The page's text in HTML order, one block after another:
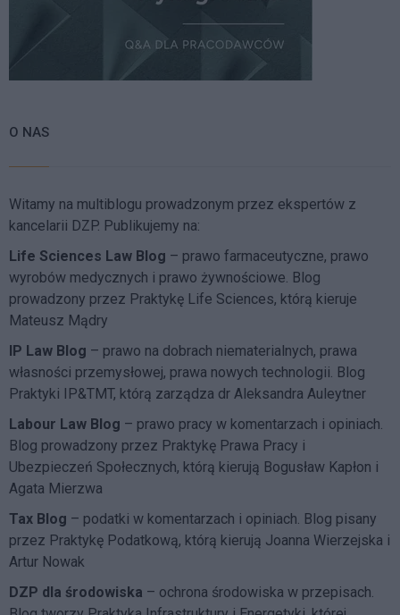
O NAS
Witamy na multiblogu prowadzonym przez ekspertów z
kancelarii DZP. Publikujemy na:
Life Sciences Law Blog – prawo farmaceutyczne, prawo
wyrobów medycznych i prawo żywnościowe. Blog
prowadzony przez Praktykę Life Sciences, którą kieruje
Mateusz Mądry
IP Law Blog – prawo na dobrach niematerialnych, prawa
własności przemysłowej, prawa nowych technologii. Blog
Praktyki IP&TMT, którą zarządza dr Aleksandra Auleytner
Labour Law Blog – prawo pracy w komentarzach i opiniach.
Blog prowadzony przez Praktykę Prawa Pracy i
Ubezpieczeń Społecznych, którą kierują Bogusław Kapłon i
Agata Mierzwa
Tax Blog – podatki w komentarzach i opiniach. Blog pisany
przez Praktykę Podatkową, którą kierują Joanna Wierzejska i
Artur Nowak
DZP dla środowiska – ochrona środowiska w przepisach.